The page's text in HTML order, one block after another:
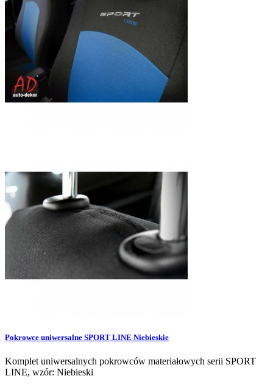
Pokrowce uniwersalne SPORT LINE Niebieskie
Komplet uniwersalnych pokrowców materiałowych serii SPORT
LINE, wzór: Niebieski